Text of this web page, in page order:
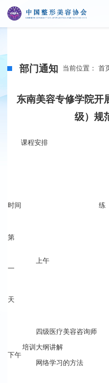
部门通知 当前位置： 首
东南美容专修学院开
级）规
课程安排
时间 练
第
一
天
上午
下午
四级医疗美容咨询师
培训大纲讲解
网络学习的方法